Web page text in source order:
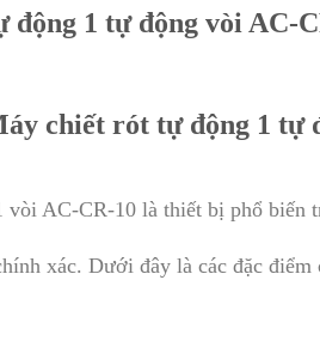
1 tự động vòi AC-
chiết rót tự động 1 tự
vòi AC-CR-10 là thiết bị phổ biến
xác. Dưới đây là các đặc điểm